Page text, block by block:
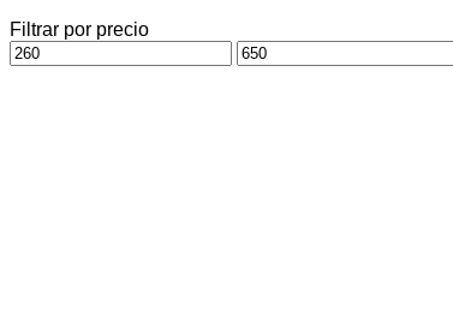
Filtrar por precio
Precio
mínimo
Precio
máximo